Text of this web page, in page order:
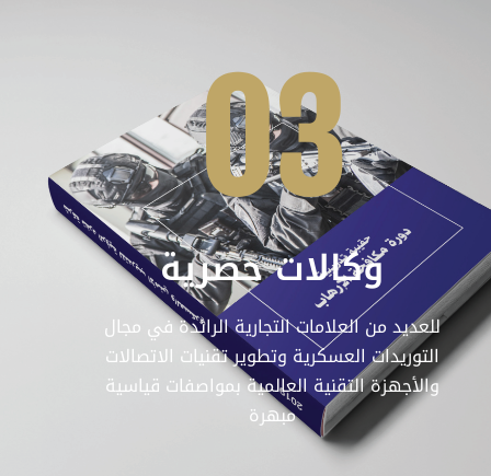
03
وكالات حصرية
للعديد من العلامات التجارية الرائدة في مجال
التوريدات العسكرية وتطوير تقنيات الاتصالات
والأجهزة التقنية العالمية بمواصفات قياسية
مبهرة